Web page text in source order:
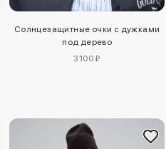
Солнцезащитные очки с дужками
под дерево
3100 ₽